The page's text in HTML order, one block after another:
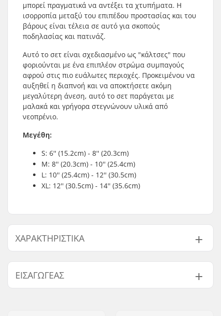
μπορεί πραγματικά να αντέξει τα χτυπήματα. Η
ισορροπία μεταξύ του επιπέδου προστασίας και του
βάρους είναι τέλεια σε αυτό για σκοπούς
ποδηλασίας και πατινάζ.
Αυτό το σετ είναι σχεδιασμένο ως "κάλτσες" που
φοριούνται με ένα επιπλέον στρώμα συμπαγούς
αφρού στις πιο ευάλωτες περιοχές. Προκειμένου να
αυξηθεί η διαπνοή και να αποκτήσετε ακόμη
μεγαλύτερη άνεση, αυτό το σετ παράγεται με
μαλακά και γρήγορα στεγνώνουν υλικά από
νεοπρένιο.
Μεγέθη:
S: 6'' (15.2cm) - 8'' (20.3cm)
M: 8'' (20.3cm) - 10'' (25.4cm)
L: 10'' (25.4cm) - 12'' (30.5cm)
XL: 12'' (30.5cm) - 14'' (35.6cm)
ΧΑΡΑΚΤΗΡΙΣΤΙΚΆ
Καπάκια:
Σκληρό καπάκι
Υλικά:
διάτρητο νεοπρένιο
ΕΙΣΑΓΩΓΈΑΣ